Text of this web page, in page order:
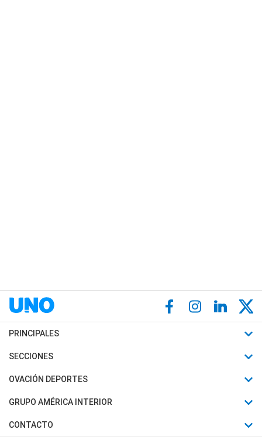
PRINCIPALES
Últimas Noticias
Política
Judiciales
SECCIONES
Horóscopo
Motores
Trucos caseros
OVACIÓN DEPORTES
Fútbol
Mundial
Automovilismo
GRUPO AMÉRICA INTERIOR
Canal 7 en Vivo
CONTACTO